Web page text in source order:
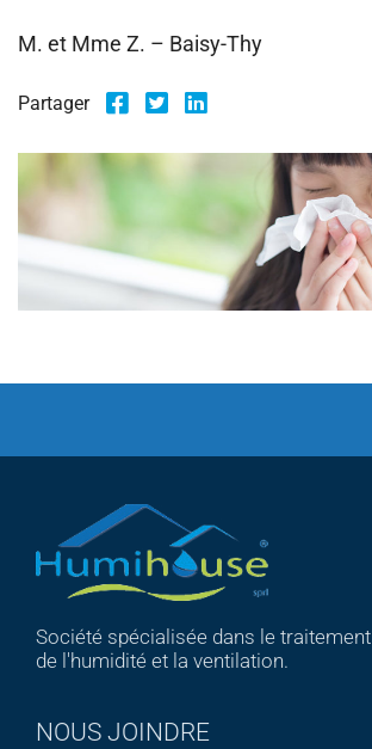
M. et Mme Z. – Baisy-Thy
Partager
Société spécialisée dans le traitement
de l'humidité et la ventilation.
NOUS JOINDRE